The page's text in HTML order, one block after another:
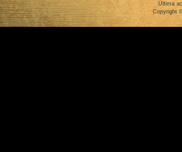
Última
Copyright